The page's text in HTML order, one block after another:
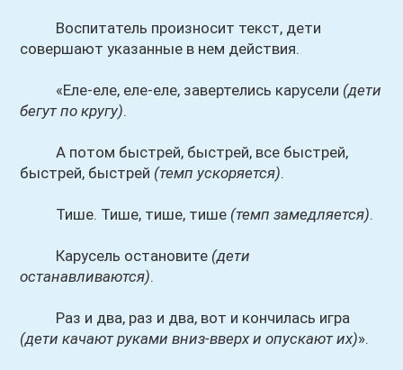
Воспитатель произносит текст, дети
совершают указанные в нем действия.
«Еле-еле, еле-еле, завертелись карусели (дети
бегут по кругу).
А потом быстрей, быстрей, все быстрей,
быстрей, быстрей (темп ускоряется).
Тише. Тише, тише, тише (темп замедляется).
Карусель остановите (дети
останавливаются).
Раз и два, раз и два, вот и кончилась игра
(дети качают руками вниз-вверх и опускают их)».